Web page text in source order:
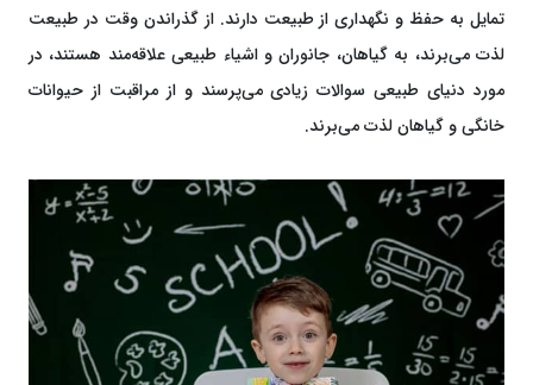
تمایل به حفظ و نگهداری از طبیعت دارند. از گذراندن وقت در طبیعت
لذت می‌برند، به گیاهان، جانوران و اشیاء طبیعی علاقه‌مند هستند، در
مورد دنیای طبیعی سوالات زیادی می‌پرسند و از مراقبت از حیوانات
خانگی و گیاهان لذت می‌برند.